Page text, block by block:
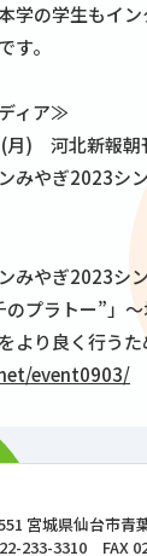
学の学生もイ
す。
ィア≫
月) 河北新報朝
みやぎ2023シ
みやぎ2023シ
のプラトー”」
より良く行う
event0903/
化学園大学
宮城県仙台市青
233-3310 FAX